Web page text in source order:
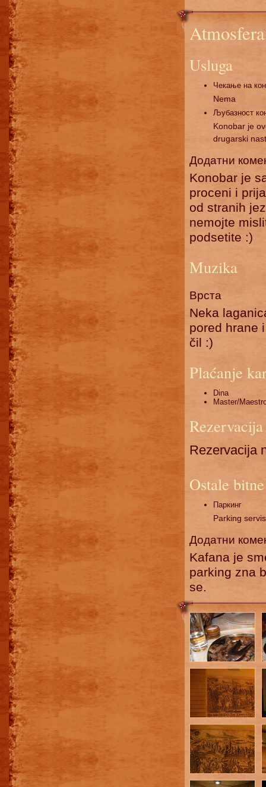
Usluga
Чекање на
Nema
Љубазност
Konobar je
drugarski
Додатни
Konobar je
proceni i
od stranih
nemojte
podsetite :)
Muzika
Врста
Neka
pored hrane
čil :)
Plaćanje
Dina
Master/
Rezervacija
Rezervacija
Ostale
Паркинг
Parking servis
Додатни
Kafana je
parking zna
se.